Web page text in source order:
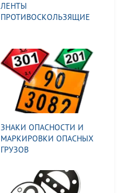
ЛЕНТЫ
ПРОТИВОСКОЛЬЗЯЩИЕ
ЗНАКИ ОПАСНОСТИ И
МАРКИРОВКИ ОПАСНЫХ
ГРУЗОВ